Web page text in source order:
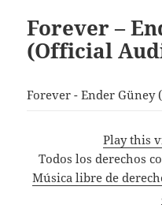
Forever –
(Official
Forever - Ender
Play this
Todos los derechos
Música libre de